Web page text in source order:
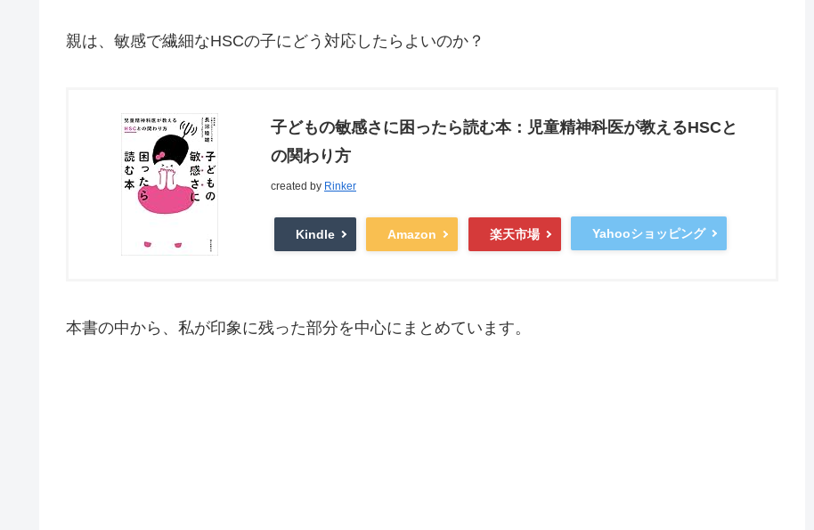
親は、敏感で繊細なHSCの子にどう対応したらよいのか？
子どもの敏感さに困ったら読む本：児童精神科医が教えるHSCと
の関わり方
created by Rinker
Kindle Amazon 楽天市場 Yahooショッピング
本書の中から、私が印象に残った部分を中心にまとめています。